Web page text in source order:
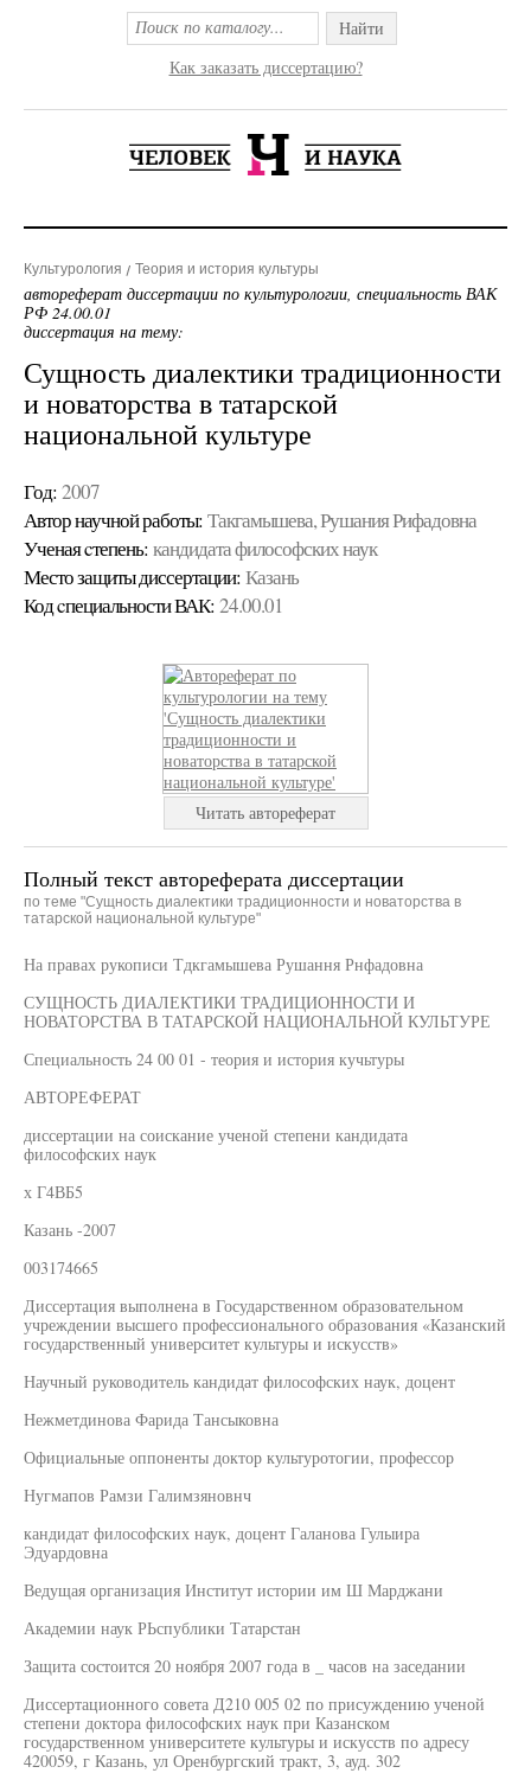
Найти
Как заказать диссертацию?
Культурология Теория и история культуры
автореферат диссертации по культурологии, специальность ВАК
РФ 24.00.01
диссертация на тему:
Сущность диалектики традиционности
и новаторства в татарской
национальной культуре
Год: 2007
Автор научной работы: Такгамышева, Рушания Рифадовна
Ученая cтепень: кандидата философских наук
Место защиты диссертации: Казань
Код cпециальности ВАК: 24.00.01
Читать автореферат
Полный текст автореферата диссертации
по теме "Сущность диалектики традиционности и новаторства в
татарской национальной культуре"
На правах рукописи Тдкгамышева Рушання Рнфадовна
СУЩНОСТЬ ДИАЛЕКТИКИ ТРАДИЦИОННОСТИ И
НОВАТОРСТВА В ТАТАРСКОЙ НАЦИОНАЛЬНОЙ КУЛЬТУРЕ
Специальность 24 00 01 - теория и история кучьтуры
АВТОРЕФЕРАТ
диссертации на соискание ученой степени кандидата
философских наук
х Г4ВБ5
Казань -2007
003174665
Диссертация выполнена в Государственном образовательном
учреждении высшего профессионального образования «Казанский
государственный университет культуры и искусств»
Научный руководитель кандидат философских наук, доцент
Нежметдинова Фарида Тансыковна
Официальные оппоненты доктор культуротогии, профессор
Нугмапов Рамзи Галимзяновнч
кандидат философских наук, доцент Галанова Гулыира
Эдуардовна
Ведущая организация Институт истории им Ш Марджани
Академии наук РЬспублики Татарстан
Защита состоится 20 ноября 2007 года в _ часов на заседании
Диссертационного совета Д210 005 02 по присуждению ученой
степени доктора философских наук при Казанском
государственном университете культуры и искусств по адресу
420059, г Казань, ул Оренбургский тракт, 3, ауд. 302